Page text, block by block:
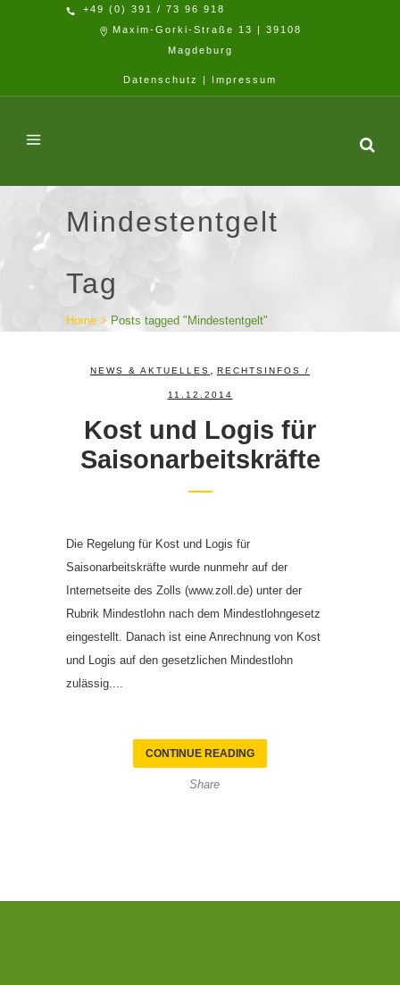
+49 (0) 391 / 73 96 918
Maxim-Gorki-Straße 13 | 39108
Magdeburg
Datenschutz | Impressum
Mindestentgelt
Tag
Home > Posts tagged "Mindestentgelt"
NEWS & AKTUELLES , RECHTSINFOS /
11.12.2014
Kost und Logis für
Saisonarbeitskräfte
Die Regelung für Kost und Logis für
Saisonarbeitskräfte wurde nunmehr auf der
Internetseite des Zolls (www.zoll.de) unter der
Rubrik Mindestlohn nach dem Mindestlohngesetz
eingestellt. Danach ist eine Anrechnung von Kost
und Logis auf den gesetzlichen Mindestlohn
zulässig....
CONTINUE READING
Share